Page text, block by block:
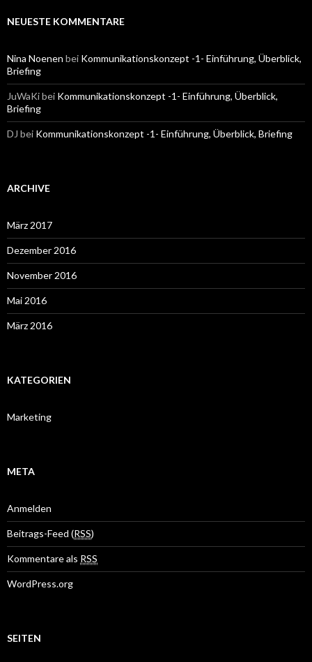
NEUESTE KOMMENTARE
Nina Noenen bei Kommunikationskonzept -1- Einführung, Überblick,
Briefing
JuWaKibei Kommunikationskonzept -1- Einführung, Überblick,
Briefing
DJ bei Kommunikationskonzept -1- Einführung, Überblick, Briefing
ARCHIVE
März 2017
Dezember 2016
November 2016
Mai 2016
März 2016
KATEGORIEN
Marketing
META
Anmelden
Beitrags-Feed (RSS)
Kommentare als RSS
WordPress.org
SEITEN